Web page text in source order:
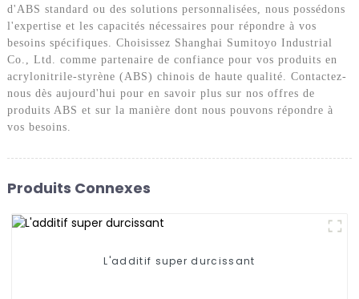
d'ABS standard ou des solutions personnalisées, nous possédons
l'expertise et les capacités nécessaires pour répondre à vos
besoins spécifiques. Choisissez Shanghai Sumitoyo Industrial
Co., Ltd. comme partenaire de confiance pour vos produits en
acrylonitrile-styrène (ABS) chinois de haute qualité. Contactez-
nous dès aujourd'hui pour en savoir plus sur nos offres de
produits ABS et sur la manière dont nous pouvons répondre à
vos besoins.
Produits Connexes
L'additif super durcissant